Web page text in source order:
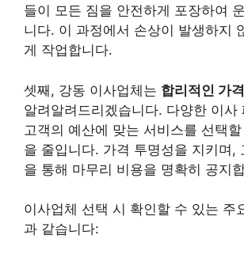
들이 모든 짐을 안전하게 포장하여
니다. 이 과정에서 손상이 발생하지
게 작업합니다.
셋째, 강동 이사업체는 합리적인 가격
알려알려드리겠습니다. 다양한 이사
고객의 예산에 맞는 서비스를 선택
을 줄입니다. 가격 투명성을 지키며,
을 통해 마무리 비용을 명확히 공지
이사업체 선택 시 확인할 수 있는 주
과 같습니다: